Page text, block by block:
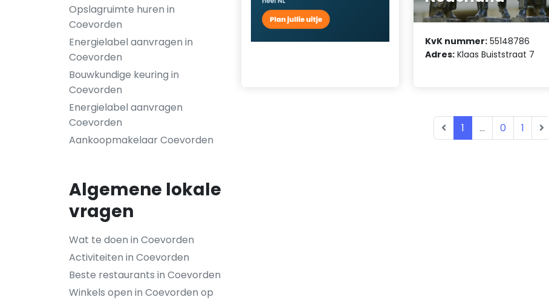
Opslagruimte huren in
Coevorden
Energielabel aanvragen in
Coevorden
Bouwkundige keuring in
Coevorden
Energielabel aanvragen
Coevorden
Aankoopmakelaar Coevorden
Algemene lokale
vragen
Wat te doen in Coevorden
Activiteiten in Coevorden
Beste restaurants in Coevorden
Winkels open in Coevorden op
KvK nummer: 55148786
Adres: Klaas Buiststraat 7
1 ... 0 1